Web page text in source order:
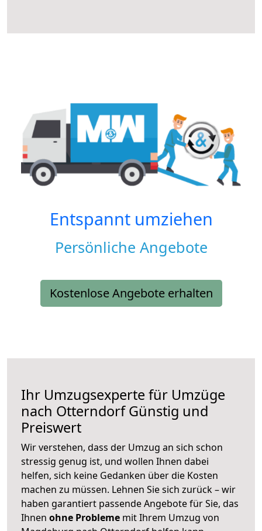
Entspannt umziehen
Persönliche Angebote
Kostenlose Angebote erhalten
Ihr Umzugsexperte für Umzüge
nach OtterndorfGünstig und
Preiswert
Wir verstehen, dass der Umzug an sich schon
stressig genug ist, und wollen Ihnen dabei
helfen, sich keine Gedanken über die Kosten
machen zu müssen. Lehnen Sie sich zurück – wir
haben garantiert passende Angebote für Sie, das
Ihnen ohne Probleme mit Ihrem Umzug von